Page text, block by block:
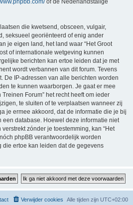
of de Nederlandstalige
die kwetsend, obsceen, vulgair,
seksueel georiënteerd of enig ander
je eigen land, het land waar “Het Groot
of internationale wetgeving kunnen
berichten kan ertoe leiden dat je met
wordt verbannen van dit forum. Tevens
De IP-adressen van alle berichten worden
te kunnen waarborgen. Je gaat er mee
Forum” het recht heeft om ieder
te sluiten of te verplaatsen wanneer zij
je ermee akkoord, dat de informatie die je bij
database. Hoewel deze informatie niet
zónder je toestemming, kan “Het
phpBB verantwoordelijk worden
ertoe kan leiden dat de gegevens
Alle tijden zijn UTC+02:00
Verwijder cookies